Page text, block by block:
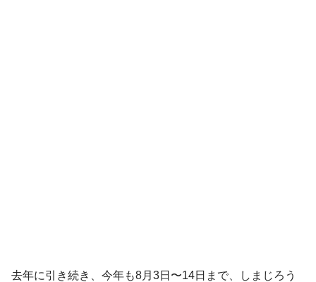
去年に引き続き、今年も8月3日〜14日まで、しまじろう